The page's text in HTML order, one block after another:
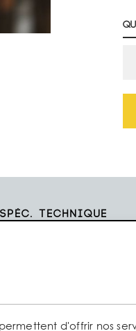
Spéc. technique
barre d’angle est un profil
d'offrir nos